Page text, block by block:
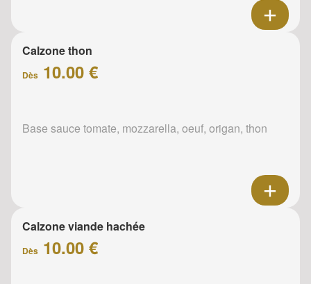
Calzone thon
Dès 10.00 €
Base sauce tomate, mozzarella, oeuf, origan, thon
Calzone viande hachée
Dès 10.00 €